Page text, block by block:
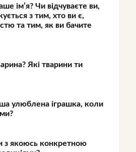
ім’я? Чи відчуваєте ви,
з тим, хто ви є,
та тим, як ви бачите
Які тварини ти
улюблена іграшка, коли
з якоюсь конкретною